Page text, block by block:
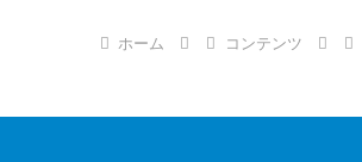
ホーム コンテンツ